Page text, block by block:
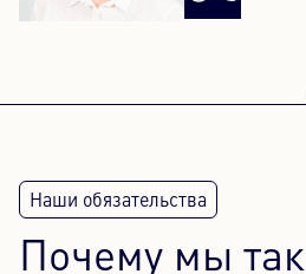
Почему мы так